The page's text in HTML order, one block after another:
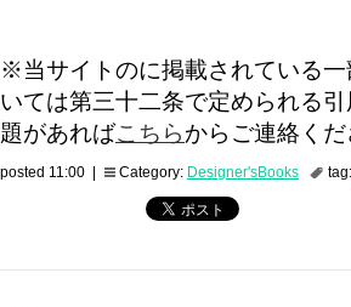
※当サイトのに掲載されている
いては第三十二条で定められる
題があればこちらからご連絡く
posted 11:00 | Category: Designer'sBooks tag: